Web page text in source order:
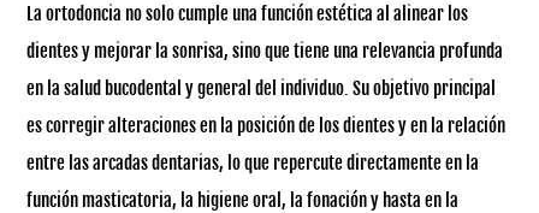
La ortodoncia no solo cumple una función estética al alinear los
dientes y mejorar la sonrisa, sino que tiene una relevancia profunda
en la salud bucodental y general del individuo. Su objetivo principal
es corregir alteraciones en la posición de los dientes y en la relación
entre las arcadas dentarias, lo que repercute directamente en la
función masticatoria, la higiene oral, la fonación y hasta en la